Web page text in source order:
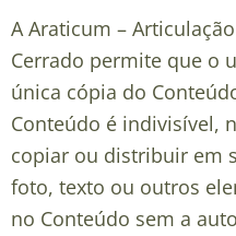
A Araticum –
Cerrado permite que o
única cópia do
Conteúdo é indivisível,
copiar ou distribuir em
foto, texto ou outros
no Conteúdo sem a